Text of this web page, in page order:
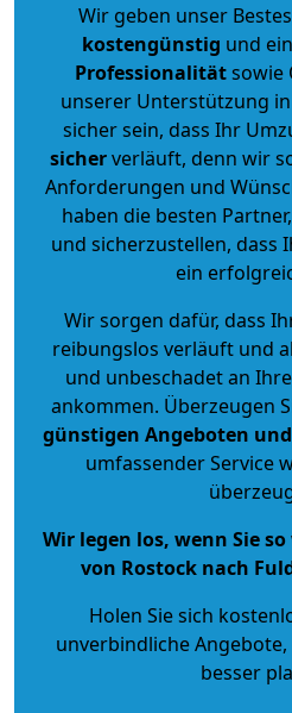
Wir geben unser
kostengünstig und
Professionalitätsowie
unserer Unterstützung
sicher sein, dass Ihr
sicherverläuft, denn wir
Anforderungen und
haben die besten
und sicherzustellen, dass
ein
Wir sorgen dafür, dass
reibungslos verläuft und
und unbeschadet an
ankommen. Überzeugen
günstigen Angeboten
umfassender Service
Wir legen los, wenn Sie
von Rostock nach
Holen Sie sich
unverbindliche Angebote
besser